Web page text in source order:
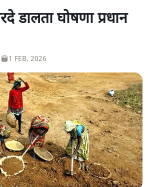
डालता घोषणा प्रधान
1 FEB, 2026